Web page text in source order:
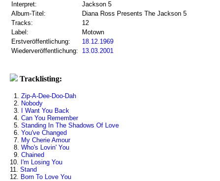
Interpret:
Jackson 5
Album-Titel:
Diana Ross Presents The Jackson 5
Tracks:
12
Label:
Motown
Erstveröffentlichung:
18.12.1969
Wiederveröffentlichung:
13.03.2001
Tracklisting:
1. Zip-A-Dee-Doo-Dah
2. Nobody
3.
I Want You Back
4. Can You Remember
5. Standing In The Shadows Of Love
6. You've Changed
7. My Cherie Amour
8. Who's Lovin' You
9. Chained
10. I'm Losing You
11. Stand
12. Born To Love You